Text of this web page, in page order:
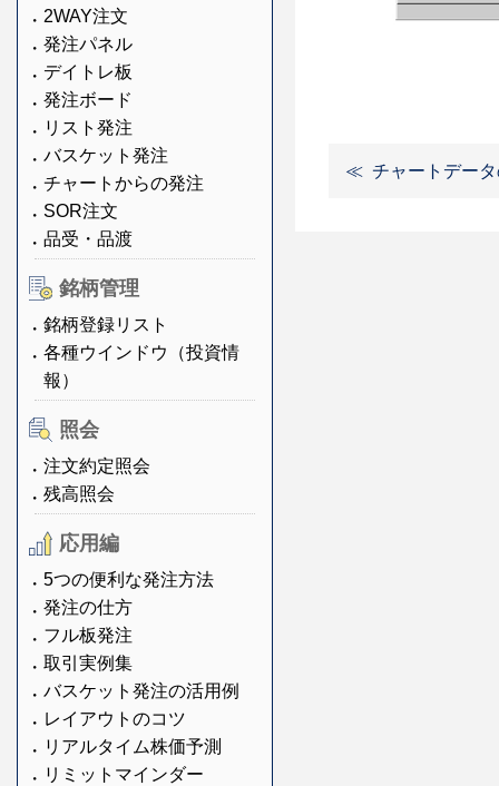
2WAY注文
発注パネル
デイトレ板
発注ボード
リスト発注
バスケット発注
チャートからの発注
SOR注文
品受・品渡
銘柄管理
銘柄登録リスト
各種ウインドウ（投資情
報）
照会
注文約定照会
残高照会
応用編
5つの便利な発注方法
発注の仕方
フル板発注
取引実例集
バスケット発注の活用例
レイアウトのコツ
リアルタイム株価予測
リミットマインダー
チャートデー